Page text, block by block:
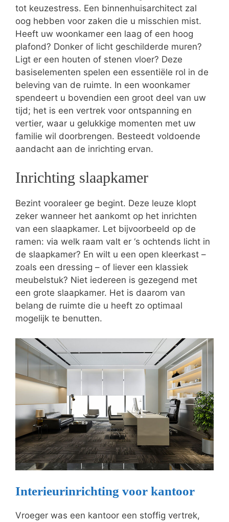
tot keuzestress. Een binnenhuisarchitect zal
oog hebben voor zaken die u misschien mist.
Heeft uw woonkamer een laag of een hoog
plafond? Donker of licht geschilderde muren?
Ligt er een houten of stenen vloer? Deze
basiselementen spelen een essentiële rol in de
beleving van de ruimte. In een woonkamer
spendeert u bovendien een groot deel van uw
tijd; het is een vertrek voor ontspanning en
vertier, waar u gelukkige momenten met uw
familie wil doorbrengen. Besteedt voldoende
aandacht aan de inrichting ervan.
Inrichting slaapkamer
Bezint vooraleer ge begint. Deze leuze klopt
zeker wanneer het aankomt op het inrichten
van een slaapkamer. Let bijvoorbeeld op de
ramen: via welk raam valt er ‘s ochtends licht in
de slaapkamer? En wilt u een open kleerkast –
zoals een dressing – of liever een klassiek
meubelstuk? Niet iedereen is gezegend met
een grote slaapkamer. Het is daarom van
belang de ruimte die u heeft zo optimaal
mogelijk te benutten.
Interieurinrichting voor kantoor
Vroeger was een kantoor een stoffig vertrek,